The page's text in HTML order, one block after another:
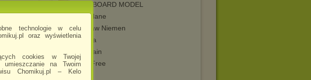
technologie w celu
oraz wyświetlenia
cookies w Twojej
na Twoim
Chomikuj.pl – Kelo
CARDBOARD MODEL
CardPlane
Czesław Niemen
erotyka
Girl Train
GPM Free
JSC